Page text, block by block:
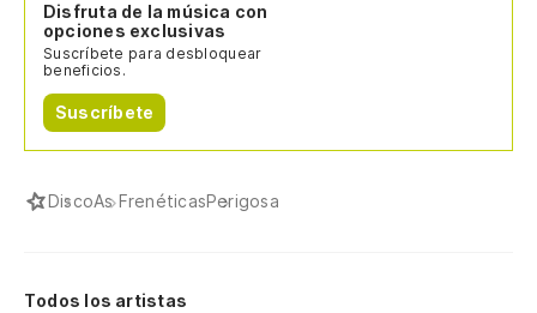
Disfruta de la música con
opciones exclusivas
Suscríbete para desbloquear
beneficios.
Suscríbete
DiscoAs FrenéticasPerigosa
Todos los artistas